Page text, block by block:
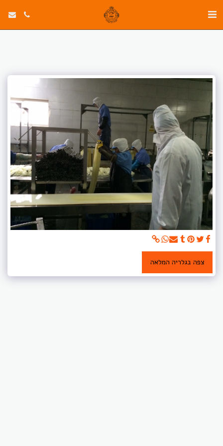
צפה בגלריה המלאה